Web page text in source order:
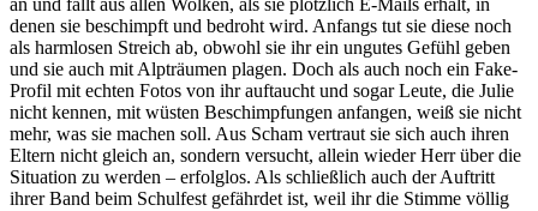
denen sie beschimpft und bedroht wird. Anfangs tut sie diese noch
als harmlosen Streich ab, obwohl sie ihr ein ungutes Gefühl geben
und sie auch mit Alpträumen plagen. Doch als auch noch ein Fake-
Profil mit echten Fotos von ihr auftaucht und sogar Leute, die Julie
nicht kennen, mit wüsten Beschimpfungen anfangen, weiß sie nicht
mehr, was sie machen soll. Aus Scham vertraut sie sich auch ihren
Eltern nicht gleich an, sondern versucht, allein wieder Herr über die
Situation zu werden – erfolglos. Als schließlich auch der Auftritt
ihrer Band beim Schulfest gefährdet ist, weil ihr die Stimme völlig